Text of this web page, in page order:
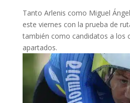
Tanto Arlenis como Miguel
este viernes con la prueba de
también como candidatos a los
apartados.